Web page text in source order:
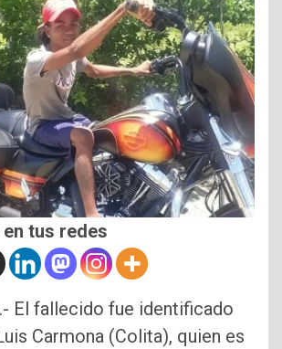
tus redes
El fallecido fue identificado
Carmona (Colita), quien es